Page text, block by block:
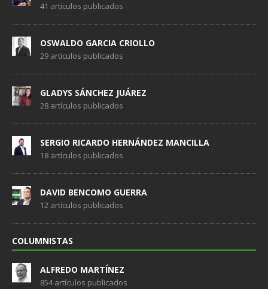
41 artículos publicados
OSWALDO GARCIA CRIOLLO
29 artículos publicados
GLADYS SÁNCHEZ JUÁREZ
28 artículos publicados
SERGIO RICARDO HERNÁNDEZ MANCILLA
18 artículos publicados
DAVID BENCOMO GUERRA
12 artículos publicados
COLUMNISTAS
ALFREDO MARTÍNEZ
854 artículos publicados